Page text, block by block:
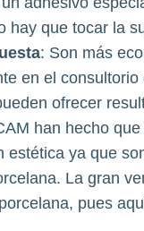
hay que tocar la
: Son más
en el
ofrecer
han hecho
estética ya que
La gran
pues